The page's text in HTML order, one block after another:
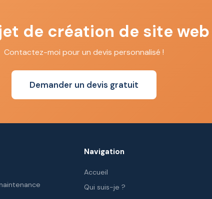
de création de site web
Contactez-moi pour un devis personnalisé !
Demander un devis gratuit
Navigation
Accueil
Qui suis-je ?